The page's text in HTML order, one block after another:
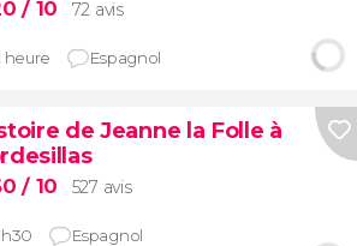
/ 10 72 avis
heure Espagnol
de Jeanne la Folle à
/ 10 527 avis
Espagnol